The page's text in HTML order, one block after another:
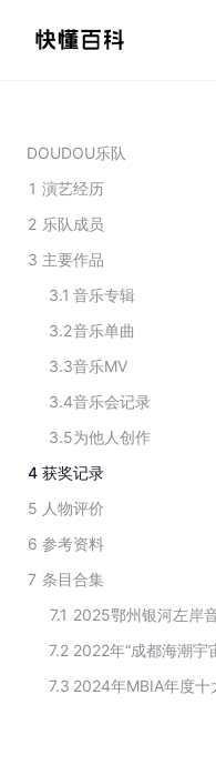
DOUDOU乐队
1 演艺经历
2 乐队成员
3 主要作品
3.1 音乐专辑
3.2音乐单曲
3.3音乐MV
3.4音乐会记录
3.5为他人创作
4 获奖记录
5 人物评价
6 参考资料
7 条目合集
7.1
7.2
7.3